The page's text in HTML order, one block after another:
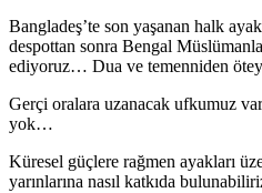
Bangladeş’te son yaşanan halk
despottan sonra Bengal
ediyoruz… Dua ve temenniden
Gerçi oralara uzanacak ufkumuz
yok…
Küresel güçlere rağmen ayakları
yarınlarına nasıl katkıda